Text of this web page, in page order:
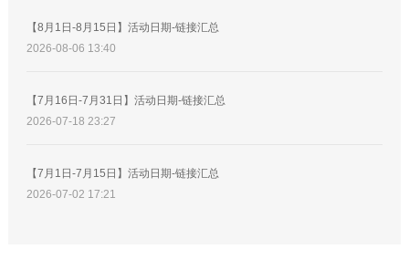
【8月1日-8月15日】活动日期-链接汇总
2026-08-06 13:40
【7月16日-7月31日】活动日期-链接汇总
2026-07-18 23:27
【7月1日-7月15日】活动日期-链接汇总
2026-07-02 17:21